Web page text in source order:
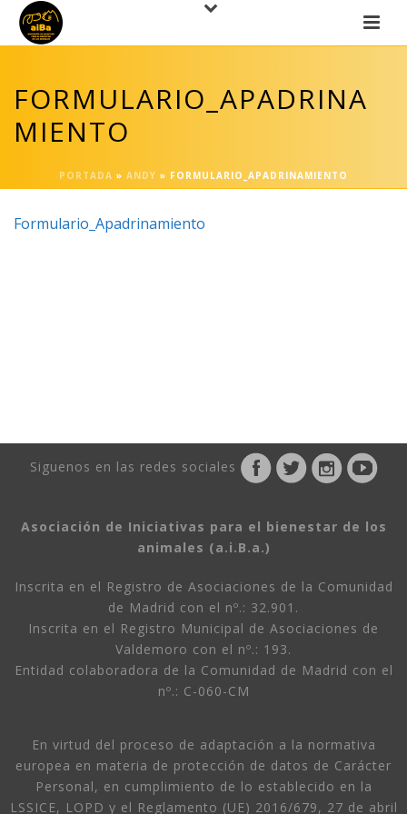
FORMULARIO_APADRINA
MIENTO
PORTADA » ANDY » FORMULARIO_APADRINAMIENTO
Formulario_Apadrinamiento
Siguenos en las redes sociales
Asociación de Iniciativas para el bienestar de los
animales (a.i.B.a.)
Inscrita en el Registro de Asociaciones de la Comunidad
de Madrid con el nº.: 32.901.
Inscrita en el Registro Municipal de Asociaciones de
Valdemoro con el nº.: 193.
Entidad colaboradora de la Comunidad de Madrid con el
nº.: C-060-CM
En virtud del proceso de adaptación a la normativa
europea en materia de protección de datos de Carácter
Personal, en cumplimiento de lo establecido en la
LSSICE, LOPD y el Reglamento (UE) 2016/679, 27 de abril